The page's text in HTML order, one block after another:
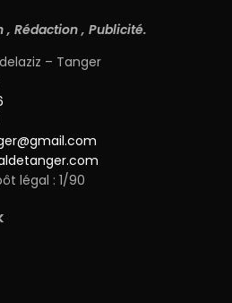
Rédaction , Publicité.
– Tanger
légal : 1/90